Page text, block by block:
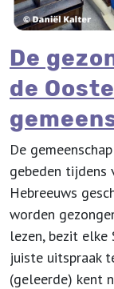
De
de
De
gebeden tijdens
Hebreeuws
worden
lezen, bezit elke
juiste uitspraak
(geleerde) kent